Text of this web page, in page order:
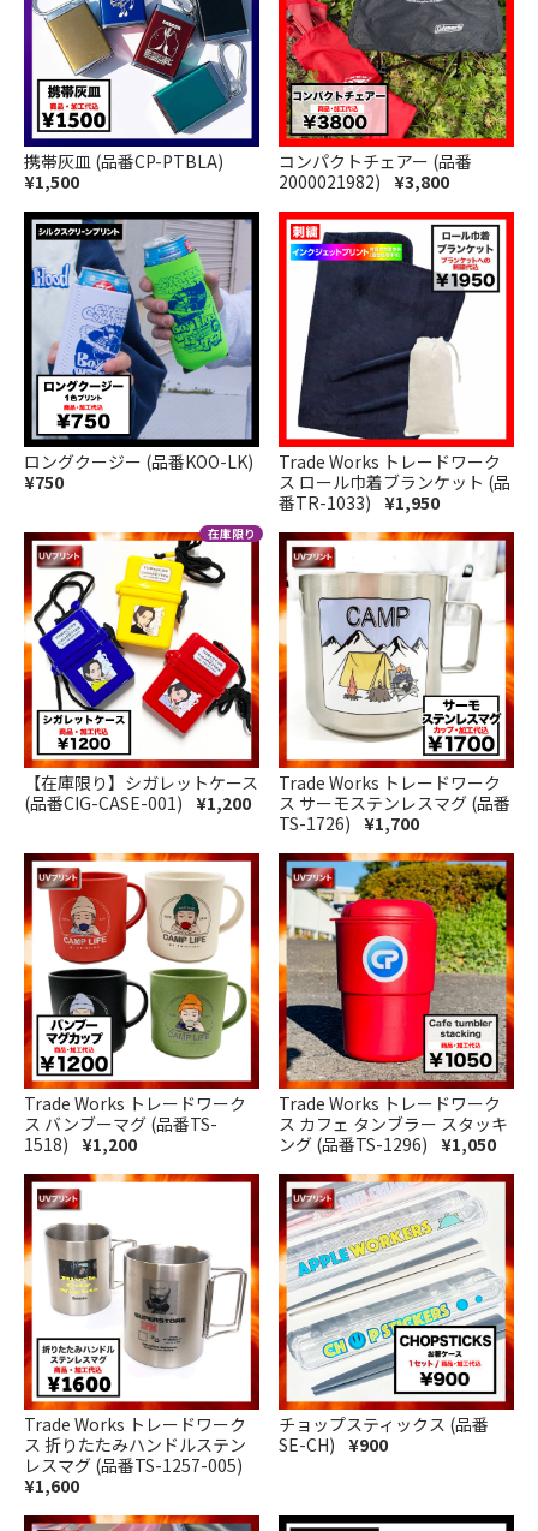
携帯灰皿 (品番CP-PTBLA)
¥1,500
コンパクトチェアー (品番
2000021982) ¥3,800
ロングクージー (品番KOO-LK)
¥750
Trade Works トレードワーク
ス ロール巾着ブランケット (品
番TR-1033) ¥1,950
【在庫限り】シガレットケース
(品番CIG-CASE-001) ¥1,200
Trade Works トレードワーク
ス サーモステンレスマグ (品番
TS-1726) ¥1,700
Trade Works トレードワーク
ス バンブーマグ (品番TS-
1518) ¥1,200
Trade Works トレードワーク
ス カフェ タンブラー スタッキ
ング (品番TS-1296) ¥1,050
Trade Works トレードワーク
ス 折りたたみハンドルステン
レスマグ (品番TS-1257-005)
¥1,600
チョップスティックス (品番
SE-CH) ¥900